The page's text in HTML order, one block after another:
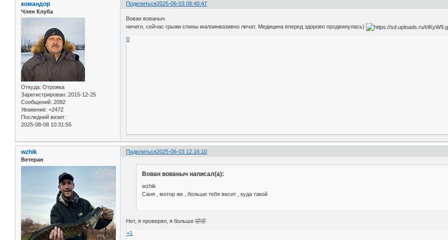
Поделиться2025-06-03 08:40:47
командор
Член Клуба
Откуда: Отрожка
Зарегистрирован: 2015-12-25
Сообщений: 2092
Уважение: +2472
Последний визит:
2025-08-08 10:31:55
Вован вованыч
ничего, сейчас грыжи спины малоинвазивно лечат. Медицина вперед здорово продвинулась)
0
Поделиться2025-06-03 12:16:10
wzhik
Ветеран
Вован вованыч написал(а):
wzhik
Саня , мотор же , больше тебя весит , куда такой
Нет, я проверял, я больше 🤣🤣
+1